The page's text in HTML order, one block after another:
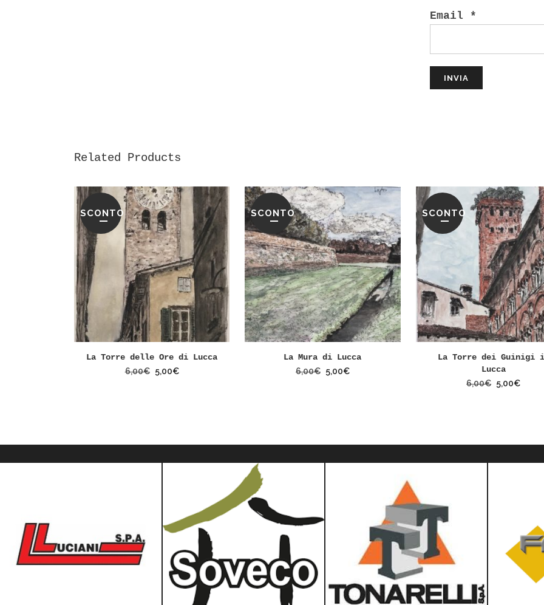
Email *
Related Products
SCONTO
La Torre delle Ore di Lucca
6,00€ 5,00€
SCONTO
La Mura di Lucca
6,00€ 5,00€
SCONTO
La Torre dei Guinigi
Lucca
6,00€ 5,00€